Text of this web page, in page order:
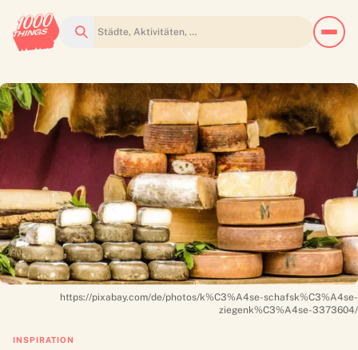
Suchen
https://pixabay.com/de/photos/k%C3%A4se-schafsk%C3%A4se-
ziegenk%C3%A4se-3373604/
INSPIRATION